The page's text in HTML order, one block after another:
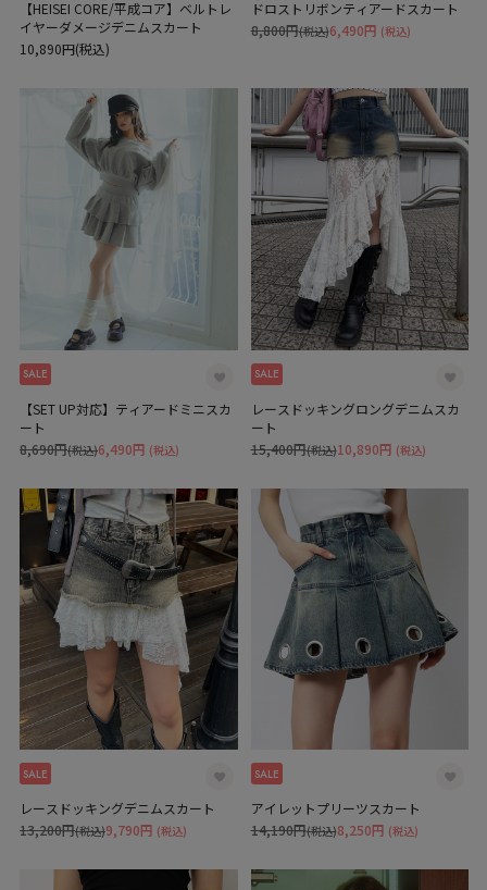
【HEISEI CORE/平成コア】ベルトレ
イヤーダメージデニムスカート
10,890円(税込)
ドロストリボンティアードスカート
6,490円 (税込)
8,800円(税込)
SALE
【SET UP対応】ティアードミニスカ
ート
6,490円 (税込)
8,690円(税込)
SALE
レースドッキングロングデニムスカ
ート
10,890円 (税込)
15,400円(税込)
SALE
レースドッキングデニムスカート
9,790円 (税込)
13,200円(税込)
SALE
アイレットプリーツスカート
8,250円 (税込)
14,190円(税込)